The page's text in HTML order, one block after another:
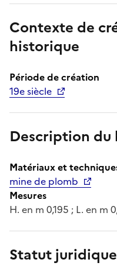
Contexte de
historique
Période de création
19e siècle
Description du
Matériaux et
mine de plomb
Mesures
H. en m 0,195 ; L. en m
Statut juridique